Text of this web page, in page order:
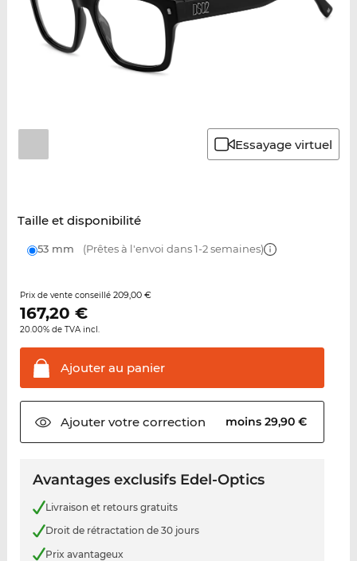
Essayage virtuel
Taille et disponibilité
53 mm (Prêtes à l'envoi dans 1-2 semaines)
Prix de vente conseillé 209,00 €
167,20 €
20.00% de TVA incl.
Ajouter au panier
Ajouter votrecorrection moins 29,90 €
Avantages exclusifs Edel-Optics
Livraison et retours gratuits
Droit de rétractation de 30 jours
Prix avantageux